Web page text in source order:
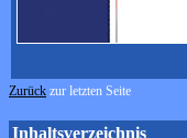
Zurück zur letzten Seite
Inhaltsverzeichnis